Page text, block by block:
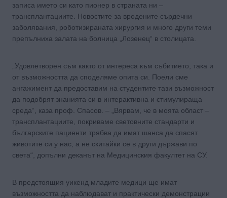
записа името си като пионер в страната ни –
трансплантациите. Новостите за вродените сърдечни
заболявания, роботизираната хирургия и много други теми
препълниха залата на болница „Лозенец“ в столицата.
„Удовлетворен съм както от интереса към събитието, така и
от възможността да споделяме опита си. Поели сме
ангажимент да предоставим на студентите тази възможност
да подобрят знанията си в интерактивна и стимулираща
среда“, каза проф. Спасов. – „Вярвам, че в моята област –
трансплантациите, покриваме световните стандарти и
българските пациенти трябва да имат шанса да спасят
животите си у нас, а не скитайки се в други държави по
света“, допълни деканът на Медицинския факултет на СУ.
В предстоящия уикенд младите медици ще имат
възможността да наблюдават и практически демонстрации